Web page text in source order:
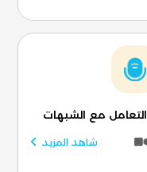
التعامل مع الشبهات
شاهد المزيد